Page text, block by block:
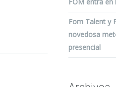
Fom Talent y
novedosa
presencial